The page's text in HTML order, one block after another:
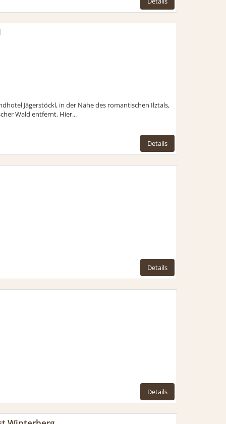
Jägerstöckl, in der Nähe des romantischen Ilztals,
Wald entfernt. Hier...
Details
Details
Details